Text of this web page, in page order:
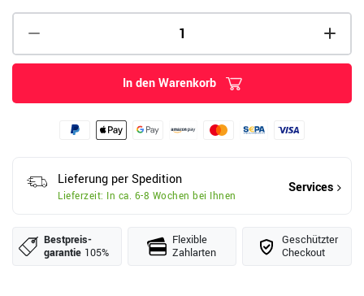
In den Warenkorb
Lieferung per Spedition
Lieferzeit: In ca. 6-8 Wochen bei Ihnen
Services
Bestpreis­
garantie 105%
Flexible
Zahlarten
Geschützter
Checkout